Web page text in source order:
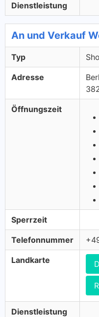
Dienstleistung
An und Verkauf
Typ
Adresse
Öffnungszeit
Sperrzeit
Telefonnummer
Landkarte
Dienstleistung